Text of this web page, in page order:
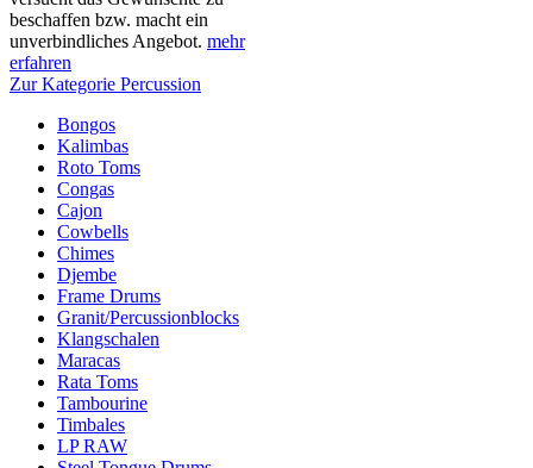
beschaffen bzw. macht ein
unverbindliches Angebot. mehr
erfahren
Zur Kategorie Percussion
Bongos
Kalimbas
Roto Toms
Congas
Cajon
Cowbells
Chimes
Djembe
Frame Drums
Granit/Percussionblocks
Klangschalen
Maracas
Rata Toms
Tambourine
Timbales
LP RAW